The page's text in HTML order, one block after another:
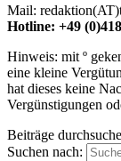
Mail:
Hotline: +49
Hinweis: mit º
eine kleine
hat dieses keine
Vergünstigungen
Beiträge
Suchen nach: